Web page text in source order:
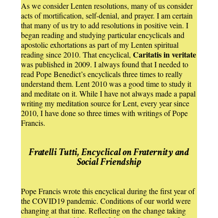
As we consider Lenten resolutions, many of us consider
acts of mortification, self-denial, and prayer. I am certain
that many of us try to add resolutions in positive vein. I
began reading and studying particular encyclicals and
apostolic exhortations as part of my Lenten spiritual
reading since 2010. That encyclical, Caritatis in veritate
was published in 2009. I always found that I needed to
read Pope Benedict’s encyclicals three times to really
understand them. Lent 2010 was a good time to study it
and meditate on it. While I have not always made a papal
writing my meditation source for Lent, every year since
2010, I have done so three times with writings of Pope
Francis.
Fratelli Tutti, Encyclical on Fraternity and
Social Friendship
Pope Francis wrote this encyclical during the first year of
the COVID19 pandemic. Conditions of our world were
changing at that time. Reflecting on the change taking